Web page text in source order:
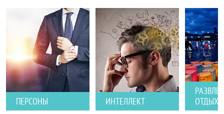
ПЕРСОНЫ ИНТЕЛЛЕКТ
ОТДЫХ